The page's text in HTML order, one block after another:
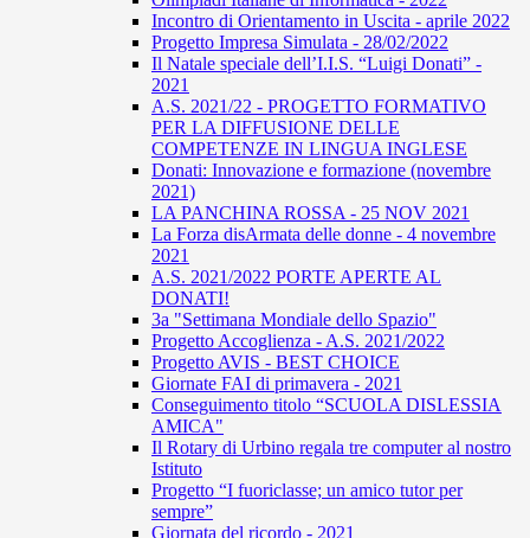
Incontro di Orientamento in Uscita - aprile 2022
Progetto Impresa Simulata - 28/02/2022
Il Natale speciale dell’I.I.S. “Luigi Donati” -
2021
A.S. 2021/22 - PROGETTO FORMATIVO
PER LA DIFFUSIONE DELLE
COMPETENZE IN LINGUA INGLESE
Donati: Innovazione e formazione (novembre
2021)
LA PANCHINA ROSSA - 25 NOV 2021
La Forza disArmata delle donne - 4 novembre
2021
A.S. 2021/2022 PORTE APERTE AL
DONATI!
3a "Settimana Mondiale dello Spazio"
Progetto Accoglienza - A.S. 2021/2022
Progetto AVIS - BEST CHOICE
Giornate FAI di primavera - 2021
Conseguimento titolo “SCUOLA DISLESSIA
AMICA"
Il Rotary di Urbino regala tre computer al nostro
Istituto
Progetto “I fuoriclasse; un amico tutor per
sempre”
Giornata del ricordo - 2021